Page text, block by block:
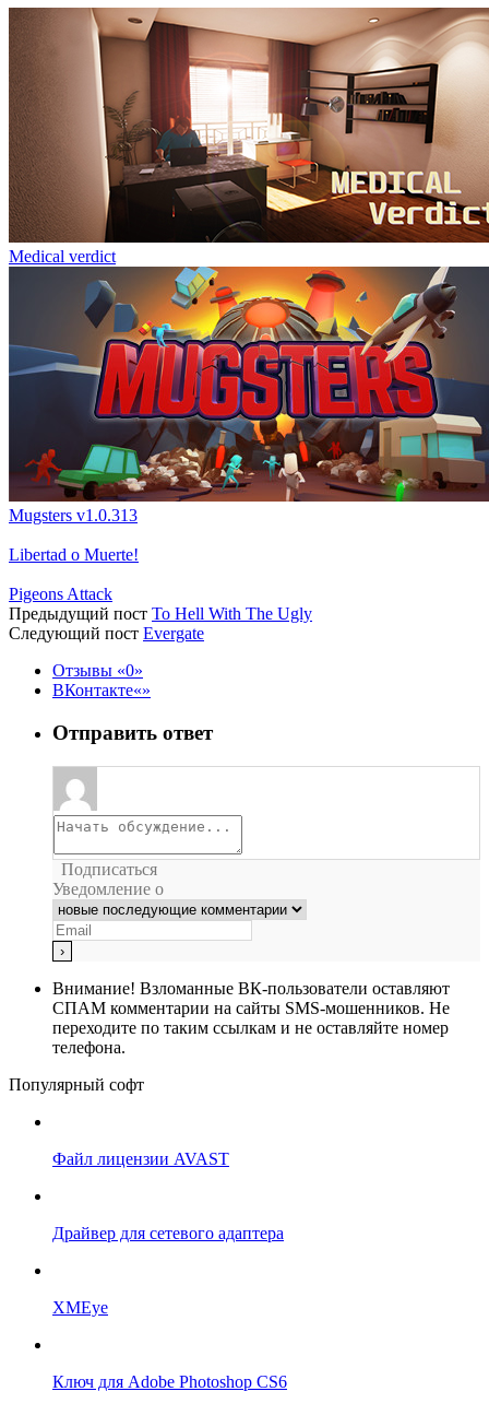
Medical verdict
Mugsters v1.0.313
Libertad o Muerte!
Pigeons Attack
Предыдущий пост To Hell With The Ugly
Следующий пост Evergate
Отзывы
0
ВКонтакте
Отправить ответ
Подписаться
Уведомление о
Внимание! Взломанные ВК-пользователи оставляют
СПАМ комментарии на сайты SMS-мошенников. Не
переходите по таким ссылкам и не оставляйте номер
телефона.
Популярный софт
Файл лицензии AVAST
Драйвер для сетевого адаптера
XMEye
Ключ для Adobe Photoshop CS6